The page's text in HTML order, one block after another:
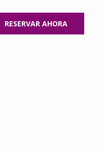
RESERVAR AHORA